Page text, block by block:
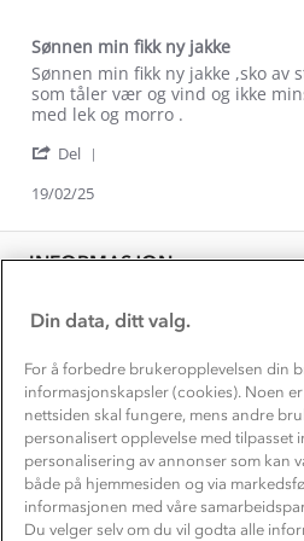
Sønnen min fikk ny jakke
Review
by
Erik
on
Feb
review
stating
Sønnen
fikk
jakke
Sønnen min fikk ny jakke ,sko av
som tåler vær og vind og ikke
med lek og morro .
Del
Erik
F.
Feb
2025
19/02/25
INFORMASJON
Konkurransevinnere
Kundeklubb
Våre butikker
Bedrift, barnehage og SFO
Presse
OM OSS
1% til samfunnet
Inkludering
Materialer
Personvern
Samarbeide med oss?
TIPS OG RÅD
Gravidklær
Hvordan velge riktig turtøy?
Store størrelser
Turmat oppskrifter
Beredskap
AKTIVITETER
Få turinspirasjon og tips her⛰
Overnatte utendørs⛺
Leirskole 🥾
Barnehageansatt
Tips til hyttetur
Din data, ditt valg.
For å forbedre brukeropplevelsen din
informasjonskapsler (cookies). Noen
nettsiden skal fungere, mens andre
personalisert opplevelse med tilpasset
personalisering av annonser som kan
både på hjemmesiden og via
informasjonen med våre
Du velger selv om du vil godta alle